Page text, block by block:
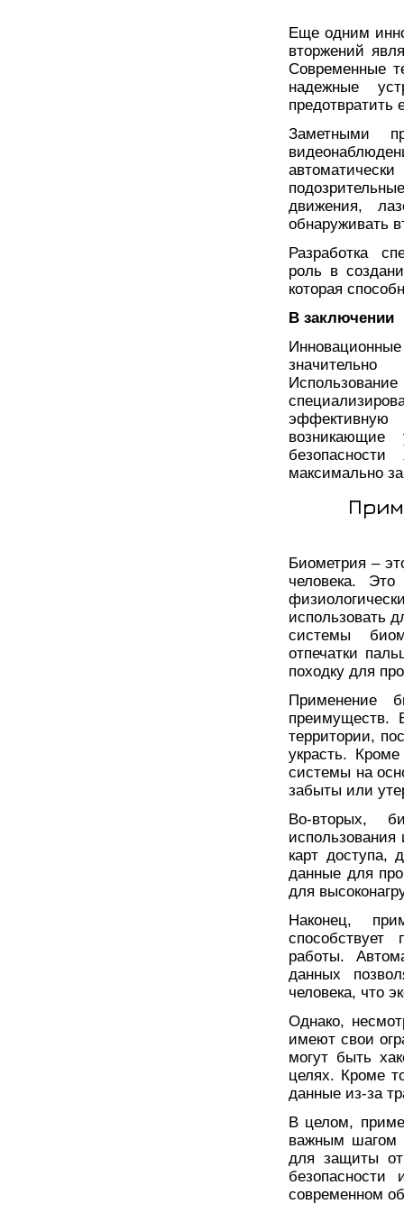
Еще одним
вторжений
Современные
надежные
предотвратить
Заметными
движения,
обнаруживать
Разработка
роль в
которая
В заключении
Использование
максимально
Биометрия –
человека.
использовать
системы
отпечатки
походку для
Применение
преимуществ.
территории,
украсть.
системы на
забыты или
Во-вторых,
карт доступа,
данные для
для
Наконец,
работы.
данных
человека, что
Однако,
имеют свои
могут быть
целях. Кроме
данные из-за
В целом,
важным шагом
для защиты от
современном